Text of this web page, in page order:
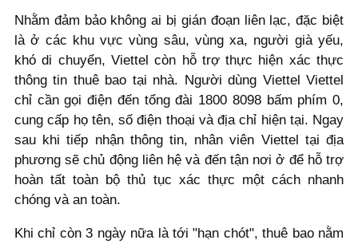
Nhằm đảm bảo không ai bị gián đoạn liên lạc, đặc biệt
là ở các khu vực vùng sâu, vùng xa, người già yếu,
khó di chuyển, Viettel còn hỗ trợ thực hiện xác thực
thông tin thuê bao tại nhà. Người dùng Viettel Viettel
chỉ cần gọi điện đến tổng đài 1800 8098 bấm phím 0,
cung cấp họ tên, số điện thoại và địa chỉ hiện tại. Ngay
sau khi tiếp nhận thông tin, nhân viên Viettel tại địa
phương sẽ chủ động liên hệ và đến tận nơi ở để hỗ trợ
hoàn tất toàn bộ thủ tục xác thực một cách nhanh
chóng và an toàn.
Khi chỉ còn 3 ngày nữa là tới "hạn chót", thuê bao nằm